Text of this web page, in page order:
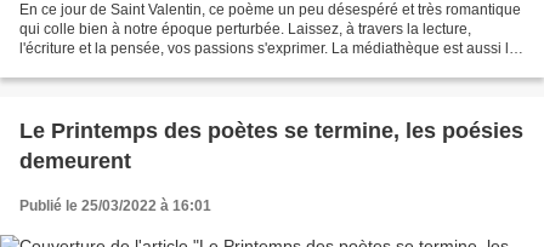
En ce jour de Saint Valentin, ce poème un peu désespéré et très romantique
qui colle bien à notre époque perturbée. Laissez, à travers la lecture,
l'écriture et la pensée, vos passions s'exprimer. La médiathèque est aussi là
Le Printemps des poètes se termine, les poésies
demeurent
Publié le 25/03/2022 à 16:01